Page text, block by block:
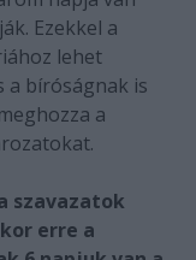
Ezekkel a
lehet
a bíróságnak is
a
szavazatok
erre a